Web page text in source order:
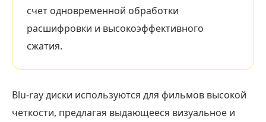
счет одновременной обработки
расшифровки и высокоэффективного
сжатия.
Blu-ray диски используются для фильмов высокой
четкости, предлагая выдающееся визуальное и